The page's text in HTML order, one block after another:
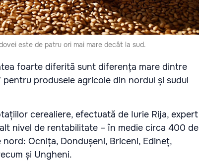
este de patru ori mai mare decât la ​​sud.
foarte diferită sunt diferența mare dintre
produsele agricole din nordul și sudul
cerealiere, efectuată de Iurie Rija, expert
nivel de rentabilitate – în medie circa 400 de
Ocnița, Dondușeni, Briceni, Edineț,
și Ungheni.